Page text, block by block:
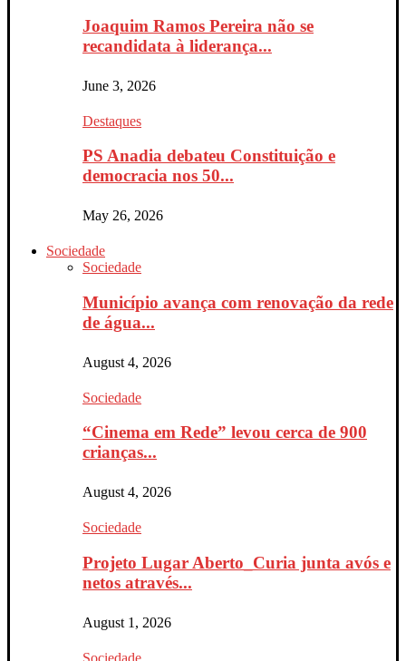
Joaquim Ramos Pereira não se
recandidata à liderança...
June 3, 2026
Destaques
PS Anadia debateu Constituição e
democracia nos 50...
May 26, 2026
Sociedade
Sociedade
Município avança com renovação da rede
de água...
August 4, 2026
Sociedade
“Cinema em Rede” levou cerca de 900
crianças...
August 4, 2026
Sociedade
Projeto Lugar Aberto_Curia junta avós e
netos através...
August 1, 2026
Sociedade